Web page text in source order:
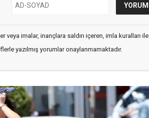
veya imalar, inançlara saldırı içeren, imla kuralları ile
yazılmış yorumlar onaylanmamaktadır.